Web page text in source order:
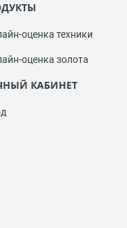
оценка техники
оценка золота
КАБИНЕТ